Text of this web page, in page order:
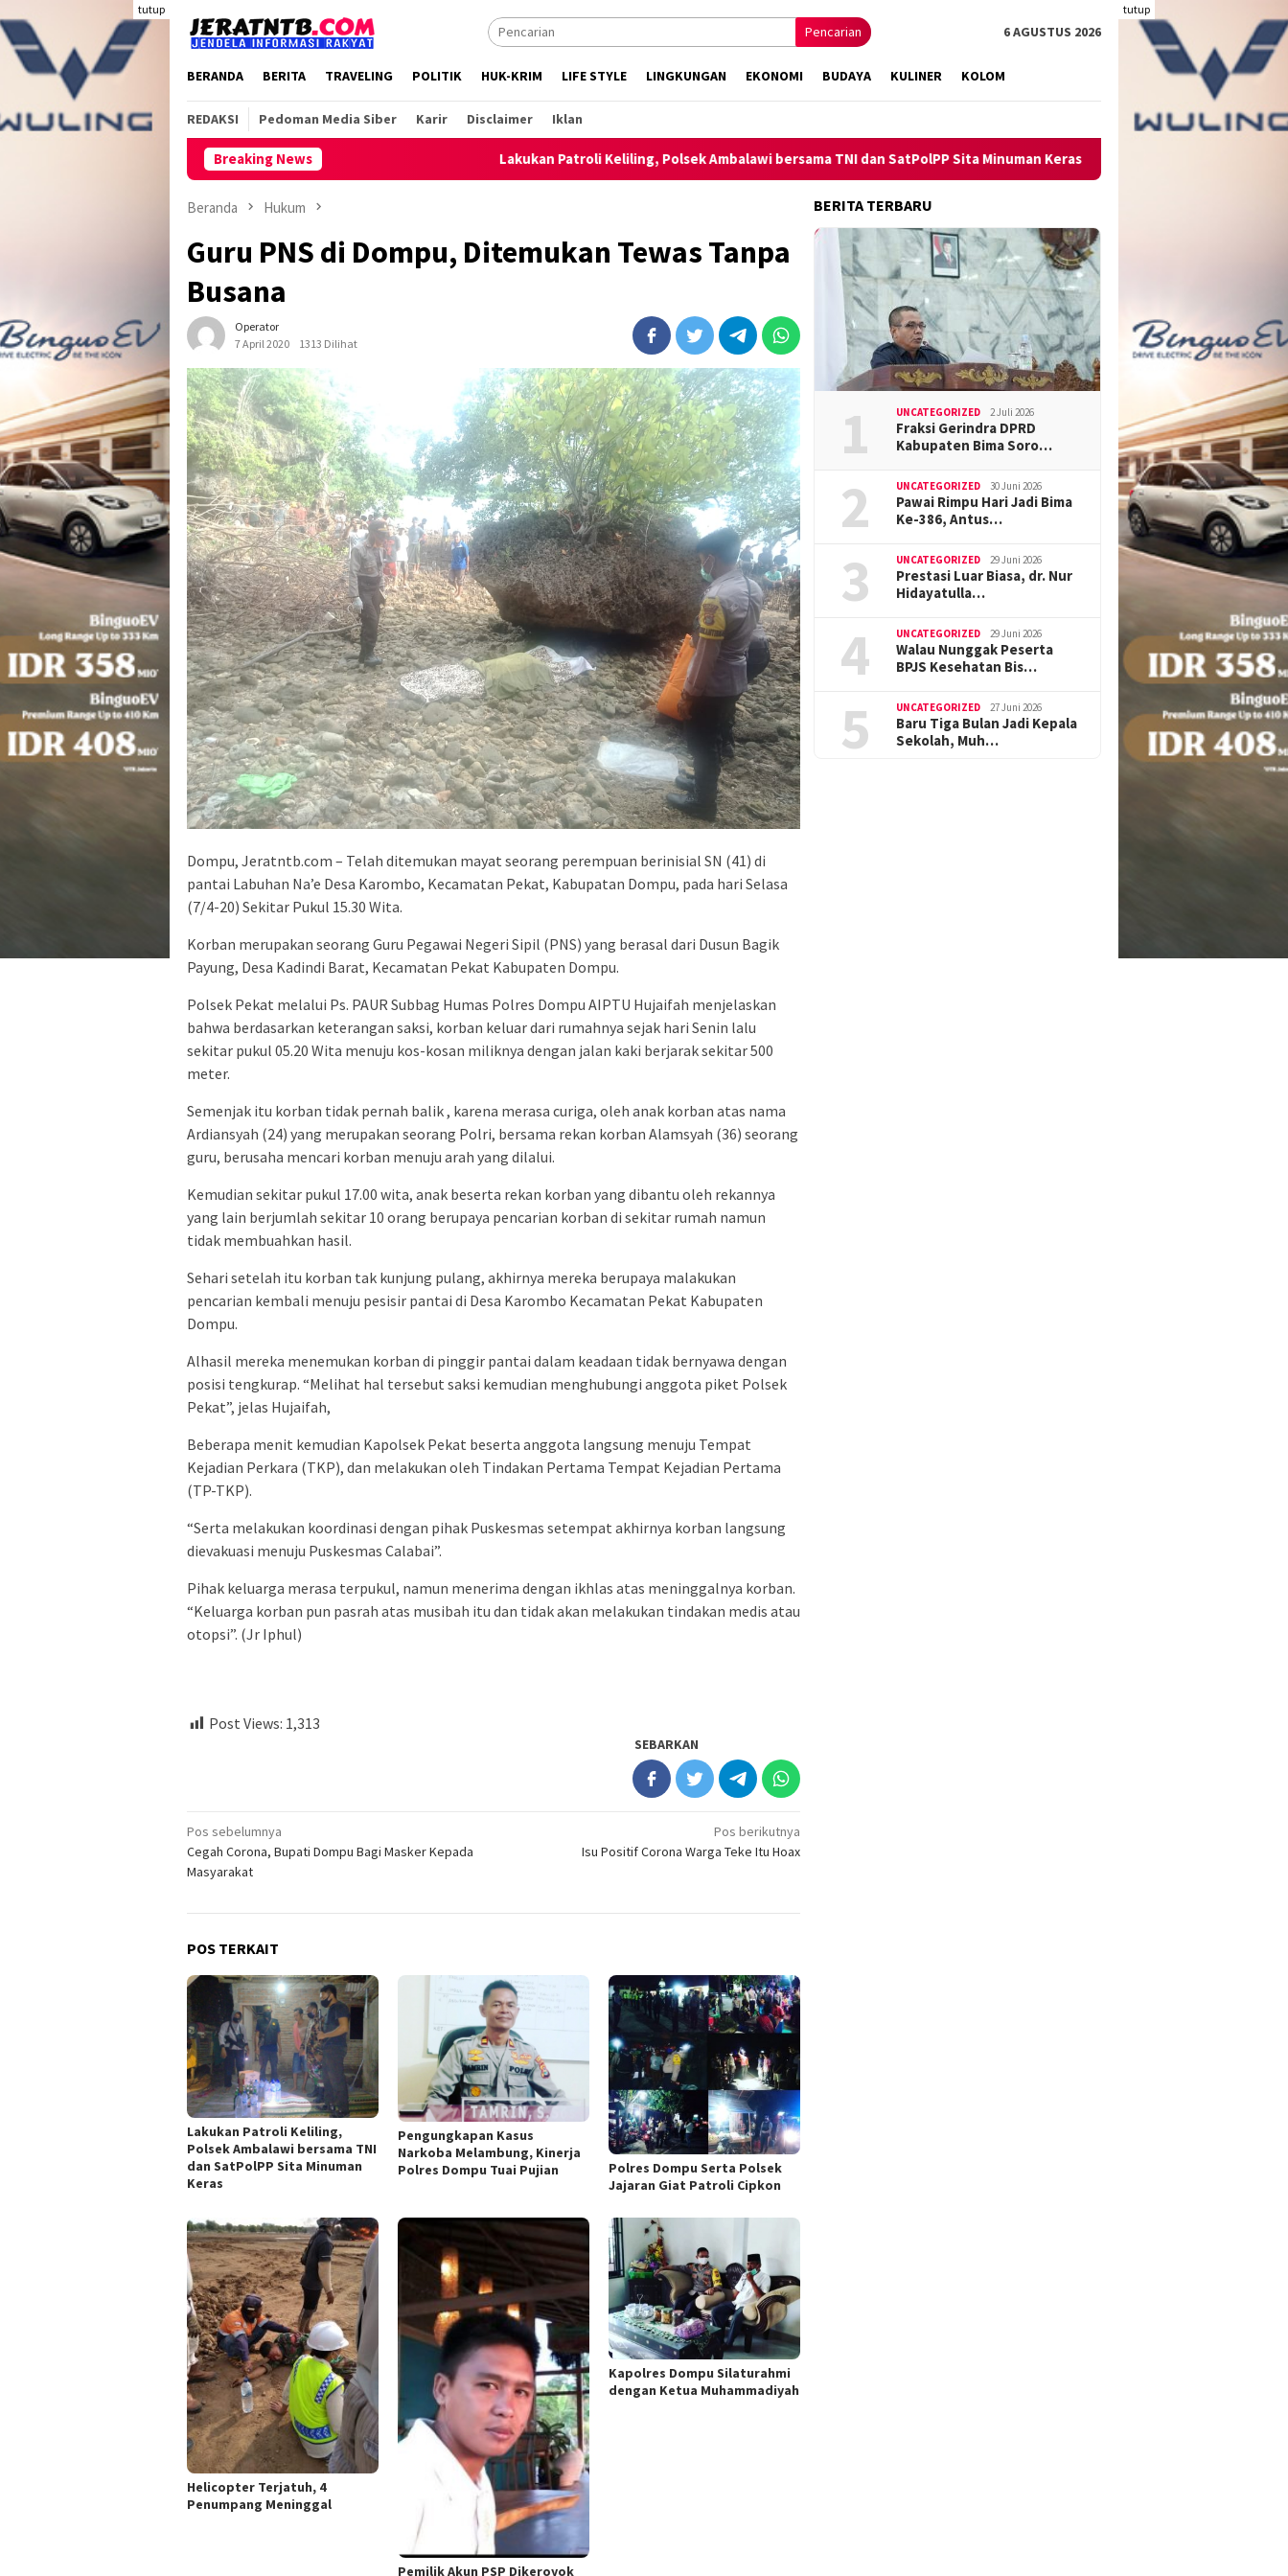
ke
konten
tutup tutup
Pencarian 6 AGUSTUS 2026
BERANDA BERITA TRAVELING POLITIK HUK-KRIM LIFE STYLE LINGKUNGAN EKONOMI BUDAYA KULINER KOLOM
REDAKSI Pedoman Media Siber Karir Disclaimer Iklan
Breaking News Lakukan Patroli Keliling, Polsek Ambalawi bersama TNI dan SatPolPP Sita Minuman Keras Pengungkapan Kasus Narkoba
Beranda Hukum
Guru PNS di Dompu, Ditemukan Tewas Tanpa
Busana
Operator
7 April 2020
1313 Dilihat
Dompu, Jeratntb.com – Telah ditemukan mayat seorang perempuan berinisial SN (41) di
pantai Labuhan Na’e Desa Karombo, Kecamatan Pekat, Kabupatan Dompu, pada hari Selasa
(7/4-20) Sekitar Pukul 15.30 Wita.
Korban merupakan seorang Guru Pegawai Negeri Sipil (PNS) yang berasal dari Dusun Bagik
Payung, Desa Kadindi Barat, Kecamatan Pekat Kabupaten Dompu.
Polsek Pekat melalui Ps. PAUR Subbag Humas Polres Dompu AIPTU Hujaifah menjelaskan
bahwa berdasarkan keterangan saksi, korban keluar dari rumahnya sejak hari Senin lalu
sekitar pukul 05.20 Wita menuju kos-kosan miliknya dengan jalan kaki berjarak sekitar 500
meter.
Semenjak itu korban tidak pernah balik , karena merasa curiga, oleh anak korban atas nama
Ardiansyah (24) yang merupakan seorang Polri, bersama rekan korban Alamsyah (36) seorang
guru, berusaha mencari korban menuju arah yang dilalui.
Kemudian sekitar pukul 17.00 wita, anak beserta rekan korban yang dibantu oleh rekannya
yang lain berjumlah sekitar 10 orang berupaya pencarian korban di sekitar rumah namun
tidak membuahkan hasil.
Sehari setelah itu korban tak kunjung pulang, akhirnya mereka berupaya malakukan
pencarian kembali menuju pesisir pantai di Desa Karombo Kecamatan Pekat Kabupaten
Dompu.
Alhasil mereka menemukan korban di pinggir pantai dalam keadaan tidak bernyawa dengan
posisi tengkurap. “Melihat hal tersebut saksi kemudian menghubungi anggota piket Polsek
Pekat”, jelas Hujaifah,
Beberapa menit kemudian Kapolsek Pekat beserta anggota langsung menuju Tempat
Kejadian Perkara (TKP), dan melakukan oleh Tindakan Pertama Tempat Kejadian Pertama
(TP-TKP).
“Serta melakukan koordinasi dengan pihak Puskesmas setempat akhirnya korban langsung
dievakuasi menuju Puskesmas Calabai”.
Pihak keluarga merasa terpukul, namun menerima dengan ikhlas atas meninggalnya korban.
“Keluarga korban pun pasrah atas musibah itu dan tidak akan melakukan tindakan medis atau
otopsi”. (Jr Iphul)
Post Views: 1,313
SEBARKAN
Navigasi
pos
Pos sebelumnya
Cegah Corona, Bupati Dompu Bagi Masker Kepada
Masyarakat
Pos berikutnya
Isu Positif Corona Warga Teke Itu Hoax
POS TERKAIT
Lakukan Patroli Keliling,
Polsek Ambalawi bersama TNI
dan SatPolPP Sita Minuman
Keras
Pengungkapan Kasus
Narkoba Melambung, Kinerja
Polres Dompu Tuai Pujian
Polres Dompu Serta Polsek
Jajaran Giat Patroli Cipkon
Helicopter Terjatuh, 4
Penumpang Meninggal
Pemilik Akun PSP Dikeroyok
Kapolres Dompu Silaturahmi
dengan Ketua Muhammadiyah
BERITA TERBARU
1 UNCATEGORIZED 2 Juli 2026
Fraksi Gerindra DPRD
Kabupaten Bima Soro…
2 UNCATEGORIZED 30 Juni 2026
Pawai Rimpu Hari Jadi Bima
Ke-386, Antus…
3 UNCATEGORIZED 29 Juni 2026
Prestasi Luar Biasa, dr. Nur
Hidayatulla…
4 UNCATEGORIZED 29 Juni 2026
Walau Nunggak Peserta
BPJS Kesehatan Bis…
5 UNCATEGORIZED 27 Juni 2026
Baru Tiga Bulan Jadi Kepala
Sekolah, Muh…